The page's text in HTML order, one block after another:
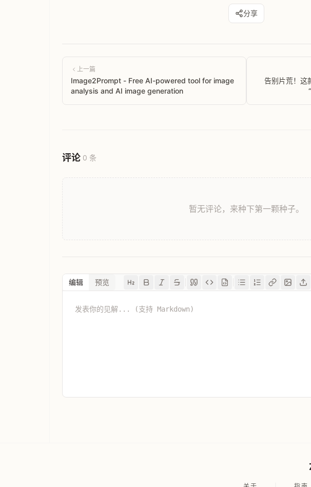
分享
上一篇
Image2Prompt - Free AI-powered tool for image
analysis and AI image generation
告别片荒！这
评论 0 条
暂无评论，来种下第一颗种子。
编辑 预览